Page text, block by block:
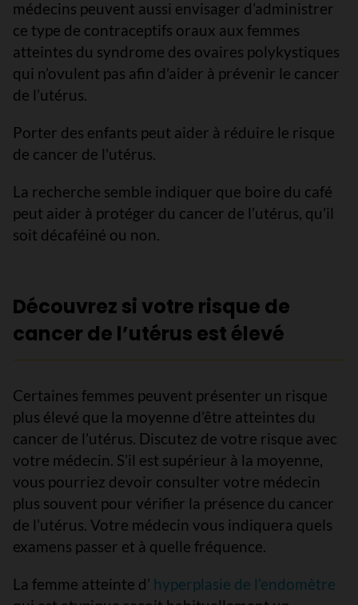
médecins peuvent aussi envisager d’administrer
ce type de contraceptifs oraux aux femmes
atteintes du syndrome des ovaires polykystiques
qui n’ovulent pas afin d’aider à prévenir le cancer
de l’utérus.
Porter des enfants peut aider à réduire le risque
de cancer de l'utérus.
La recherche semble indiquer que boire du café
peut aider à protéger du cancer de l’utérus, qu’il
soit décaféiné ou non.
Découvrez si votre risque de
cancer de l’utérus est élevé
Certaines femmes peuvent présenter un risque
plus élevé que la moyenne d’être atteintes du
cancer de l’utérus. Discutez de votre risque avec
votre médecin. S’il est supérieur à la moyenne,
vous pourriez devoir consulter votre médecin
plus souvent pour vérifier la présence du cancer
de l’utérus. Votre médecin vous indiquera quels
examens passer et à quelle fréquence.
La femme atteinte d’ hyperplasie de l’endomètre